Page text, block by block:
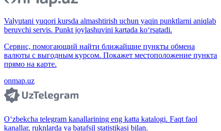
Valyutani yuqori kursda almashtirish uchun yaqin punktlarni aniqlab
beruvchi servis. Punkt joylashuvini kartada ko‘rsatadi.
Сервис, помогающий найти ближайшие пункты обмена
валюты с выгодным курсом. Покажет местоположение пункта
прямо на карте.
onmap.uz
O‘zbekcha telegram kanallarining eng katta katalogi. Faqt faol
kanallar, ruknlarda va batafsil statistikasi bilan.